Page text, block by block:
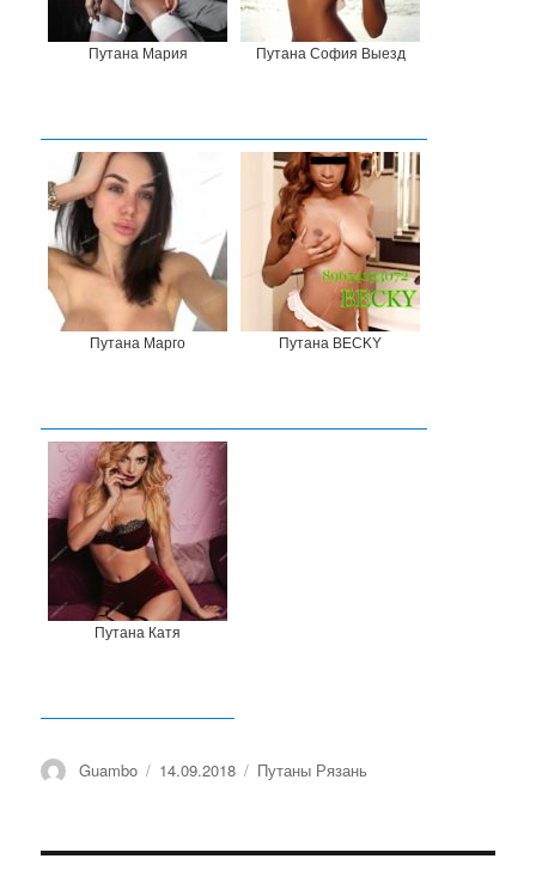
Путана Мария Путана София Выезд
Путана Марго Путана BECKY
Путана Катя
Автор
Guambo Опубликовано
14.09.2018 Рубрики
Путаны Рязань